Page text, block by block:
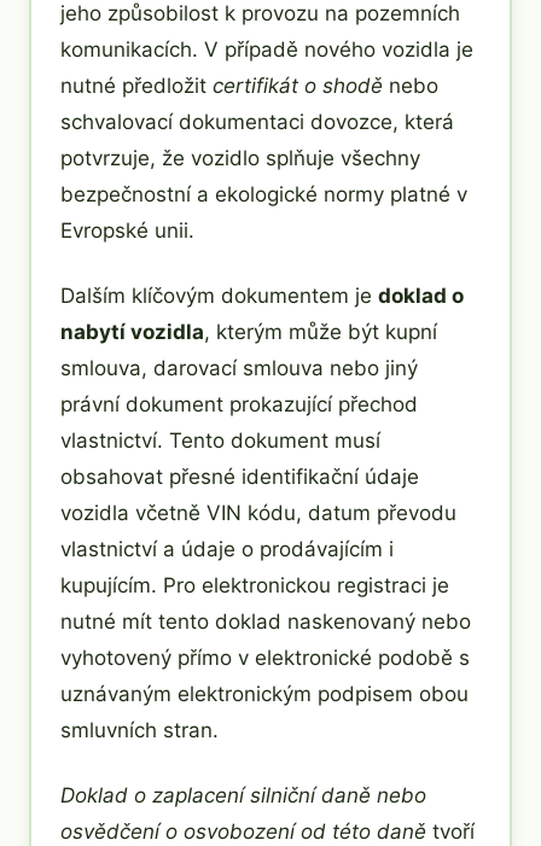
jeho způsobilost k provozu na pozemních
komunikacích. V případě nového vozidla je
nutné předložit certifikát o shodě nebo
schvalovací dokumentaci dovozce, která
potvrzuje, že vozidlo splňuje všechny
bezpečnostní a ekologické normy platné v
Evropské unii.
Dalším klíčovým dokumentem je doklad o
nabytí vozidla, kterým může být kupní
smlouva, darovací smlouva nebo jiný
právní dokument prokazující přechod
vlastnictví. Tento dokument musí
obsahovat přesné identifikační údaje
vozidla včetně VIN kódu, datum převodu
vlastnictví a údaje o prodávajícím i
kupujícím. Pro elektronickou registraci je
nutné mít tento doklad naskenovaný nebo
vyhotovený přímo v elektronické podobě s
uznávaným elektronickým podpisem obou
smluvních stran.
Doklad o zaplacení silniční daně nebo
osvědčení o osvobození od této daně tvoří